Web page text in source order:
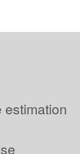
estimation